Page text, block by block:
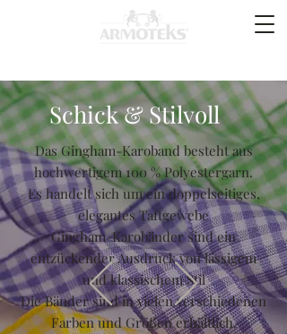
Schick & Stilvoll
Das Gingham-Karoband besteht aus
hochwertigem 100 % Polyestergarn.
Es handelt sich um ein doppelseitiges,
elegantes Taftgewebe
Gingham-Karobänder sind ein
entzückender Ausdruck von lässigem
und klassischem Stil
Die Bänder sind in vielen verschiedenen
Farben und Größen erhältlich.